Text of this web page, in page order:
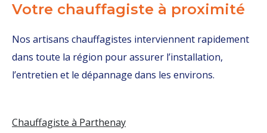
Votre chauffagiste à proximité
Nos artisans chauffagistes interviennent rapidement
dans toute la région pour assurer l’installation,
l’entretien et le dépannage dans les environs.
Chauffagiste à Parthenay